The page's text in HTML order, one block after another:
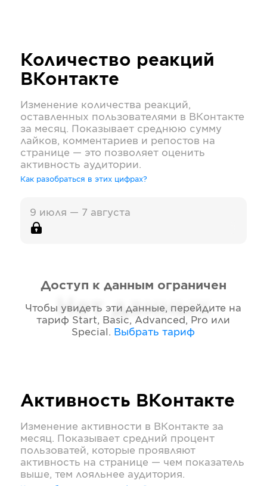
Количество реакций
ВКонтакте
Изменение количества реакций,
оставленных пользователями в ВКонтакте
за месяц. Показывает среднюю сумму
лайков, комментариев и репостов на
странице — это позволяет оценить
активность аудитории.
Как разобраться в этих цифрах?
9 июля — 7 августа
Нет данных
Доступ к данным ограничен
Чтобы увидеть эти данные, перейдите на
тариф Start, Basic, Advanced, Pro или
Special . Выбрать тариф
Активность ВКонтакте
Изменение активности в ВКонтакте за
месяц. Показывает средний процент
пользоватей, которые проявляют
активность на странице — чем показатель
выше, тем лояльнее аудитория.